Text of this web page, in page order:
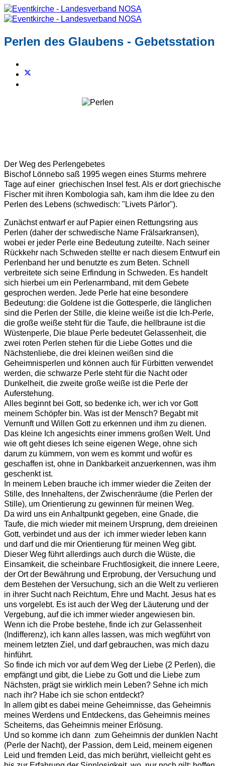
Perlen des Glaubens - Gebetsstation
Der Weg des Perlengebetes
Bischof Lönnebo saß 1995 wegen eines Sturms mehrere
Tage auf einer griechischen Insel fest. Als er dort griechische
Fischer mit ihren Kombologia sah, kam ihm die Idee zu den
Perlen des Lebens (schwedisch: "Livets Pärlor").
Zunächst entwarf er auf Papier einen Rettungsring aus
Perlen (daher der schwedische Name Frälsarkransen),
wobei er jeder Perle eine Bedeutung zuteilte. Nach seiner
Rückkehr nach Schweden stellte er nach diesem Entwurf ein
Perlenband her und benutzte es zum Beten. Schnell
verbreitete sich seine Erfindung in Schweden. Es handelt
sich hierbei um ein Perlenarmband, mit dem Gebete
gesprochen werden. Jede Perle hat eine besondere
Bedeutung: die Goldene ist die Gottesperle, die länglichen
sind die Perlen der Stille, die kleine weiße ist die Ich-Perle,
die große weiße steht für die Taufe, die hellbraune ist die
Wüstenperle, Die blaue Perle bedeutet Gelassenheit, die
zwei roten Perlen stehen für die Liebe Gottes und die
Nächstenliebe, die drei kleinen weißen sind die
Geheimnisperlen und können auch für Fürbitten verwendet
werden, die schwarze Perle steht für die Nacht oder
Dunkelheit, die zweite große weiße ist die Perle der
Auferstehung.
Alles beginnt bei Gott, so bedenke ich, wer ich vor Gott
meinem Schöpfer bin. Was ist der Mensch? Begabt mit
Vernunft und Willen Gott zu erkennen und ihm zu dienen.
Das kleine Ich angesichts einer immens großen Welt. Und
wie oft geht dieses Ich seine eigenen Wege, ohne sich
darum zu kümmern, von wem es kommt und wofür es
geschaffen ist, ohne in Dankbarkeit anzuerkennen, was ihm
geschenkt ist.
In meinem Leben brauche ich immer wieder die Zeiten der
Stille, des Innehaltens, der Zwischenräume (die Perlen der
Stille), um Orientierung zu gewinnen für meinen Weg.
Da wird uns ein Anhaltpunkt gegeben, eine Gnade, die
Taufe, die mich wieder mit meinem Ursprung, dem dreieinen
Gott, verbindet und aus der ich immer wieder leben kann
und darf und die mir Orientierung für meinen Weg gibt.
Dieser Weg führt allerdings auch durch die Wüste, die
Einsamkeit, die scheinbare Fruchtlosigkeit, die innere Leere,
der Ort der Bewährung und Erprobung, der Versuchung und
dem Bestehen der Versuchung, sich an die Welt zu verlieren
in ihrer Sucht nach Reichtum, Ehre und Macht. Jesus hat es
uns vorgelebt. Es ist auch der Weg der Läuterung und der
Vergebung, auf die ich immer wieder angewiesen bin.
Wenn ich die Probe bestehe, finde ich zur Gelassenheit
(Indifferenz), ich kann alles lassen, was mich wegführt von
meinem letzten Ziel, und darf gebrauchen, was mich dazu
hinführt.
So finde ich mich vor auf dem Weg der Liebe (2 Perlen), die
empfängt und gibt, die Liebe zu Gott und die Liebe zum
Nächsten, prägt sie wirklich mein Leben? Sehne ich mich
nach ihr? Habe ich sie schon entdeckt?
In allem gibt es dabei meine Geheimnisse, das Geheimnis
meines Werdens und Entdeckens, das Geheimnis meines
Scheiterns, das Geheimnis meiner Erlösung.
Und so komme ich dann zum Geheimnis der dunklen Nacht
(Perle der Nacht), der Passion, dem Leid, meinem eigenen
Leid und fremden Leid, das mich berührt, vielleicht geht es